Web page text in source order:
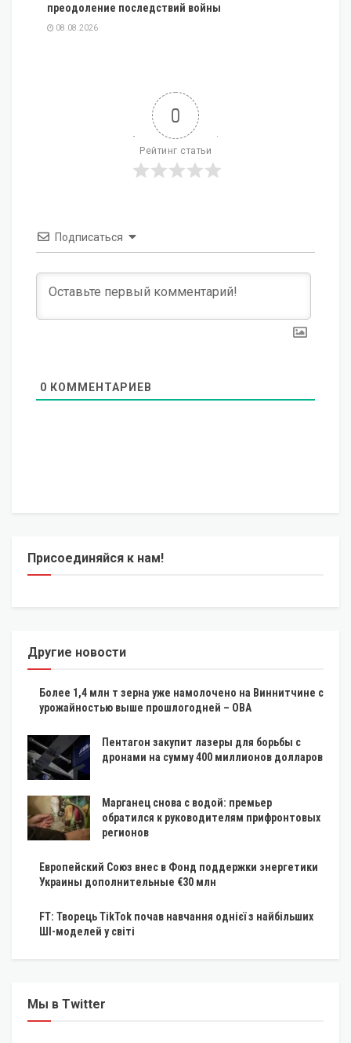
преодоление последствий войны
08.08.2026
0
Рейтинг статьи
Подписаться
0 КОММЕНТАРИЕВ
Присоединяйся к нам!
Другие новости
Более 1,4 млн т зерна уже намолочено на Виннитчине с
урожайностью выше прошлогодней – ОВА
Пентагон закупит лазеры для борьбы с
дронами на сумму 400 миллионов долларов
Марганец снова с водой: премьер
обратился к руководителям прифронтовых
регионов
Европейский Союз внес в Фонд поддержки энергетики
Украины дополнительные €30 млн
FT: Творець TikTok почав навчання однієї з найбільших
ШІ-моделей у світі
Мы в Twitter